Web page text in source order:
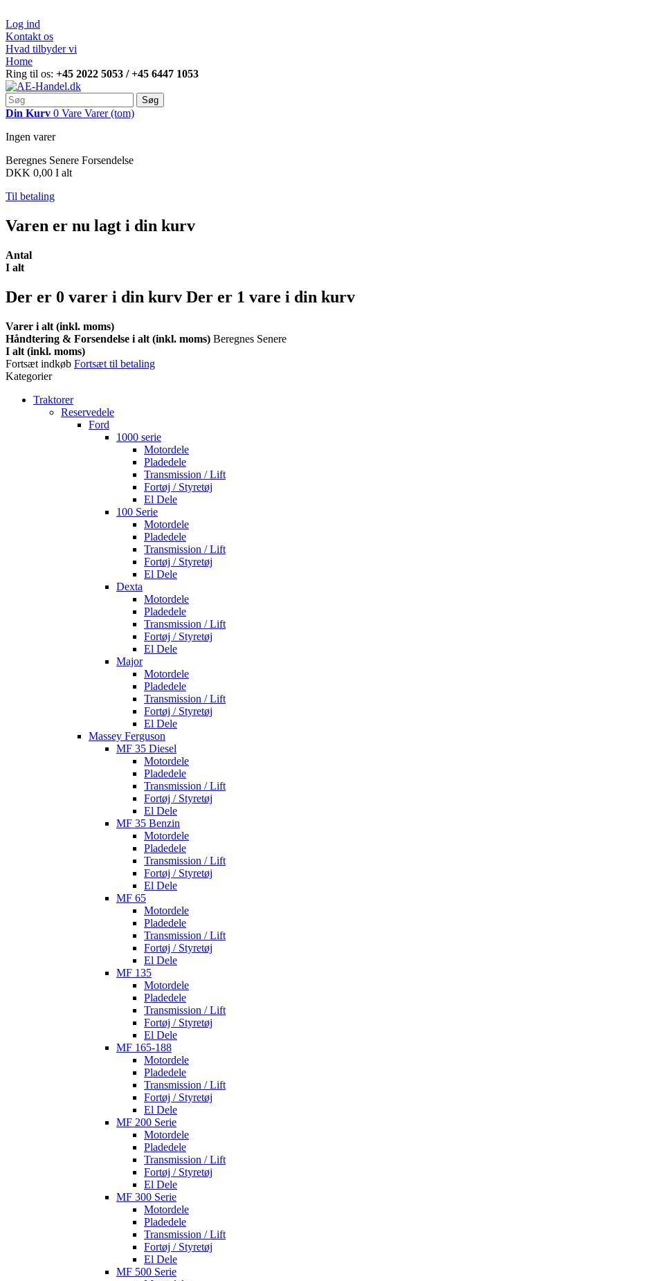
Log ind
Kontakt os
Hvad tilbyder vi
Home
Ring til os: +45 2022 5053 / +45 6447 1053
Søg
Din Kurv 0 Vare Varer (tom)
Ingen varer
Beregnes Senere Forsendelse
DKK 0,00 I alt
Til betaling
Varen er nu lagt i din kurv
Antal
I alt
Der er 0 varer i din kurv Der er 1 vare i din kurv
Varer i alt (inkl. moms)
Håndtering & Forsendelse i alt (inkl. moms) Beregnes Senere
I alt (inkl. moms)
Fortsæt indkøb Fortsæt til betaling
Kategorier
Traktorer
Reservedele
Ford
1000 serie
Motordele
Pladedele
Transmission / Lift
Fortøj / Styretøj
El Dele
100 Serie
Motordele
Pladedele
Transmission / Lift
Fortøj / Styretøj
El Dele
Dexta
Motordele
Pladedele
Transmission / Lift
Fortøj / Styretøj
El Dele
Major
Motordele
Pladedele
Transmission / Lift
Fortøj / Styretøj
El Dele
Massey Ferguson
MF 35 Diesel
Motordele
Pladedele
Transmission / Lift
Fortøj / Styretøj
El Dele
MF 35 Benzin
Motordele
Pladedele
Transmission / Lift
Fortøj / Styretøj
El Dele
MF 65
Motordele
Pladedele
Transmission / Lift
Fortøj / Styretøj
El Dele
MF 135
Motordele
Pladedele
Transmission / Lift
Fortøj / Styretøj
El Dele
MF 165-188
Motordele
Pladedele
Transmission / Lift
Fortøj / Styretøj
El Dele
MF 200 Serie
Motordele
Pladedele
Transmission / Lift
Fortøj / Styretøj
El Dele
MF 300 Serie
Motordele
Pladedele
Transmission / Lift
Fortøj / Styretøj
El Dele
MF 500 Serie